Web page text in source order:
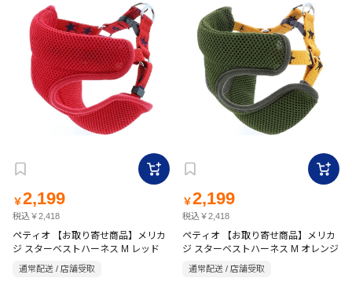
￥2,199
税込￥2,418
ペティオ 【お取り寄せ商品】メリカ
ジ スターベストハーネス M レッド
通常配送 / 店舗受取
￥2,199
税込￥2,418
ペティオ 【お取り寄せ商品】メリカ
ジ スターベストハーネス M オレンジ
通常配送 / 店舗受取